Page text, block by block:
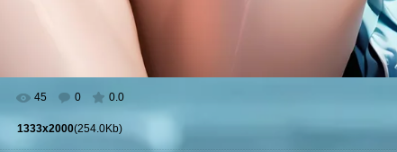
45 0 0.0
1333x2000(254.0Kb)